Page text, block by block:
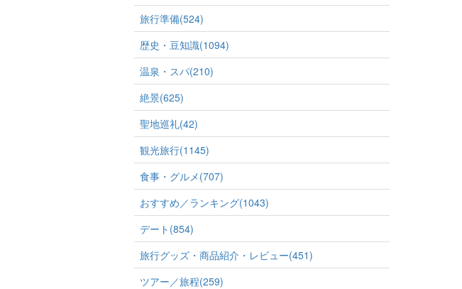
旅行準備(524)
歴史・豆知識(1094)
温泉・スパ(210)
絶景(625)
聖地巡礼(42)
観光旅行(1145)
食事・グルメ(707)
おすすめ／ランキング(1043)
デート(854)
旅行グッズ・商品紹介・レビュー(451)
ツアー／旅程(259)